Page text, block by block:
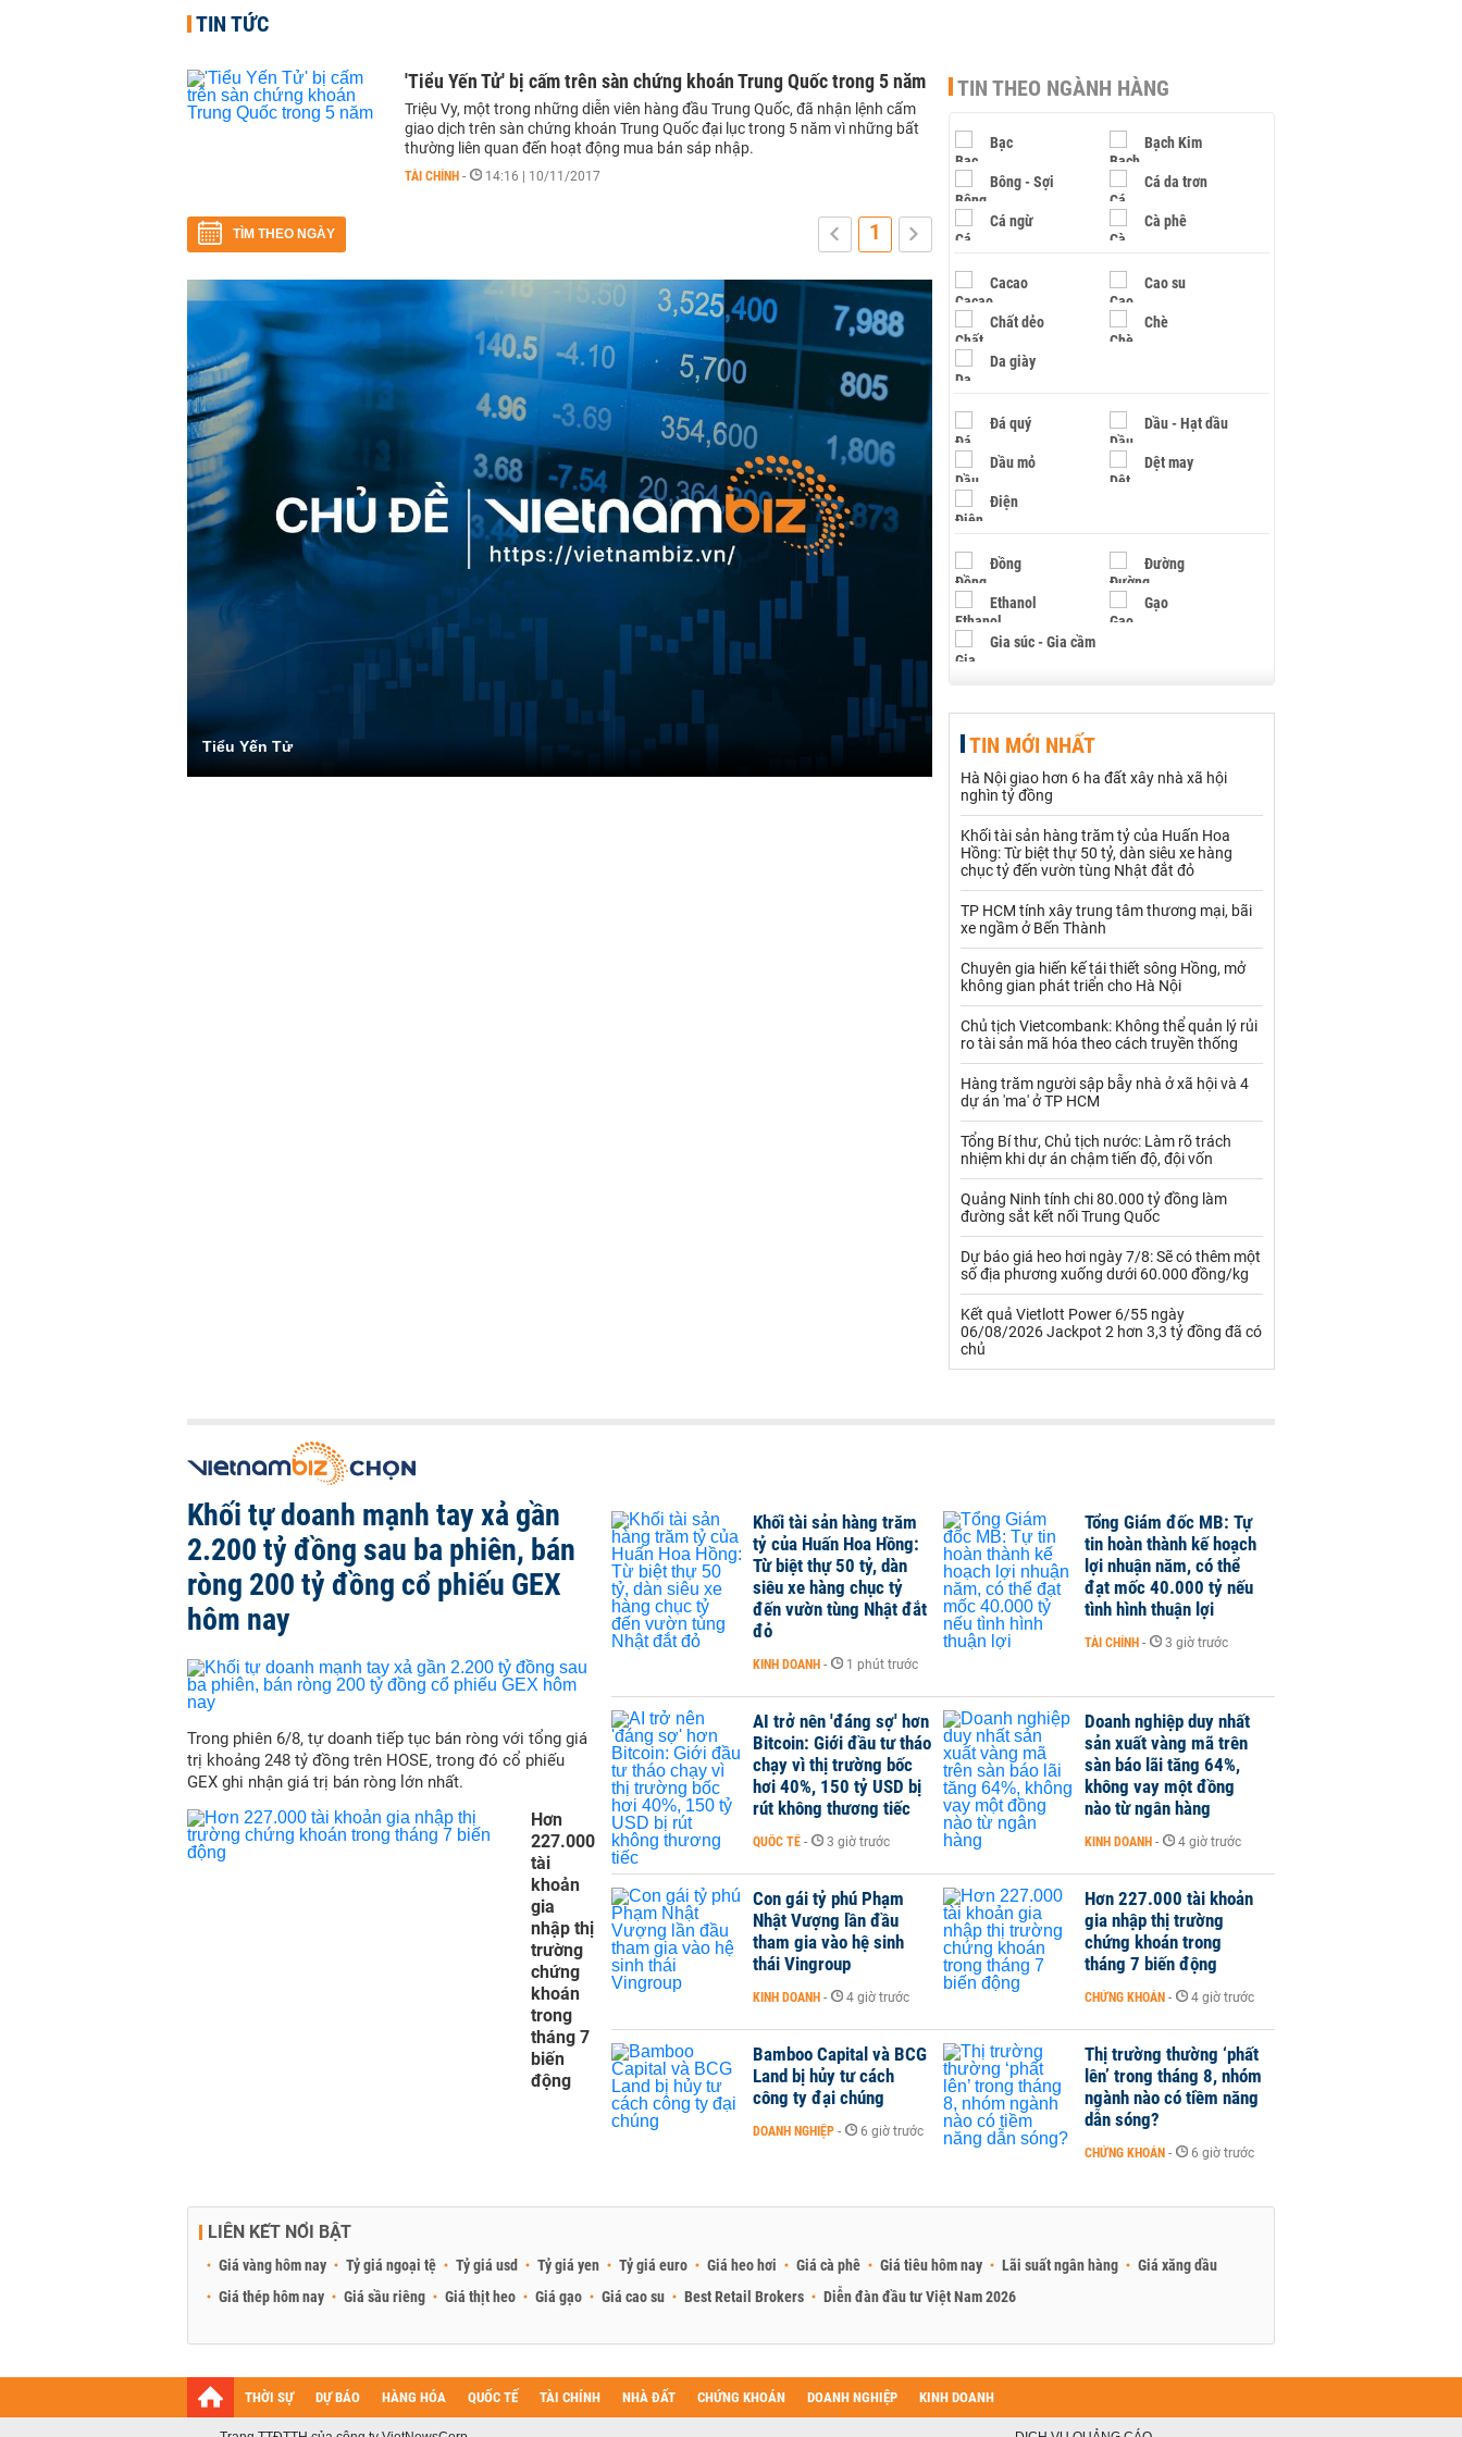
TIN TỨC
'Tiểu Yến Tử' bị cấm trên sàn chứng khoán Trung Quốc trong 5 năm
Triệu Vy, một trong những diễn viên hàng đầu Trung Quốc, đã nhận lệnh cấm
giao dịch trên sàn chứng khoán Trung Quốc đại lục trong 5 năm vì những bất
thường liên quan đến hoạt động mua bán sáp nhập.
TÀI CHÍNH - 14:16 | 10/11/2017
TÌM THEO NGÀY 1
Tiểu Yến Tử
TIN THEO NGÀNH HÀNG
Bạc Bạch Kim
Bông - Sợi Cá da trơn
Cá ngừ Cà phê
Cacao Cao su
Chất dẻo Chè
Da giày
Đá quý Dầu - Hạt dầu
Dầu mỏ Dệt may
Điện
Đồng Đường
Ethanol Gạo
Gia súc - Gia cầm
Hạt điều
Khí đốt
Kim loại khác Mắc ca
Muối
Nhựa - Hạt nhựa
Palladium Phân bón
Rau - Củ -Quả Sắt thép
Sữa
Than Thức ăn chăn nuôi
Thủy hải sản khác Tôm
Vàng
VLXD khác Xăng dầu
Xi măng - Clynker
TIN MỚI NHẤT
Hà Nội giao hơn 6 ha đất xây nhà xã hội
nghìn tỷ đồng
Khối tài sản hàng trăm tỷ của Huấn Hoa
Hồng: Từ biệt thự 50 tỷ, dàn siêu xe hàng
chục tỷ đến vườn tùng Nhật đắt đỏ
TP HCM tính xây trung tâm thương mại, bãi
xe ngầm ở Bến Thành
Chuyên gia hiến kế tái thiết sông Hồng, mở
không gian phát triển cho Hà Nội
Chủ tịch Vietcombank: Không thể quản lý rủi
ro tài sản mã hóa theo cách truyền thống
Hàng trăm người sập bẫy nhà ở xã hội và 4
dự án 'ma' ở TP HCM
Tổng Bí thư, Chủ tịch nước: Làm rõ trách
nhiệm khi dự án chậm tiến độ, đội vốn
Quảng Ninh tính chi 80.000 tỷ đồng làm
đường sắt kết nối Trung Quốc
Dự báo giá heo hơi ngày 7/8: Sẽ có thêm một
số địa phương xuống dưới 60.000 đồng/kg
Kết quả Vietlott Power 6/55 ngày
06/08/2026 Jackpot 2 hơn 3,3 tỷ đồng đã có
chủ
Khối tự doanh mạnh tay xả gần
2.200 tỷ đồng sau ba phiên, bán
ròng 200 tỷ đồng cổ phiếu GEX
hôm nay
Trong phiên 6/8, tự doanh tiếp tục bán ròng với tổng giá
trị khoảng 248 tỷ đồng trên HOSE, trong đó cổ phiếu
GEX ghi nhận giá trị bán ròng lớn nhất.
Hơn
227.000
tài
khoản
gia
nhập thị
trường
chứng
khoán
trong
tháng 7
biến
động
Khối tài sản hàng trăm
tỷ của Huấn Hoa Hồng:
Từ biệt thự 50 tỷ, dàn
siêu xe hàng chục tỷ
đến vườn tùng Nhật đắt
đỏ
KINH DOANH - 1 phút trước
Tổng Giám đốc MB: Tự
tin hoàn thành kế hoạch
lợi nhuận năm, có thể
đạt mốc 40.000 tỷ nếu
tình hình thuận lợi
TÀI CHÍNH - 3 giờ trước
AI trở nên 'đáng sợ' hơn
Bitcoin: Giới đầu tư tháo
chạy vì thị trường bốc
hơi 40%, 150 tỷ USD bị
rút không thương tiếc
QUỐC TẾ - 3 giờ trước
Doanh nghiệp duy nhất
sản xuất vàng mã trên
sàn báo lãi tăng 64%,
không vay một đồng
nào từ ngân hàng
KINH DOANH - 4 giờ trước
Con gái tỷ phú Phạm
Nhật Vượng lần đầu
tham gia vào hệ sinh
thái Vingroup
KINH DOANH - 4 giờ trước
Hơn 227.000 tài khoản
gia nhập thị trường
chứng khoán trong
tháng 7 biến động
CHỨNG KHOÁN - 4 giờ trước
Bamboo Capital và BCG
Land bị hủy tư cách
công ty đại chúng
DOANH NGHIỆP - 6 giờ trước
Thị trường thường ‘phất
lên’ trong tháng 8, nhóm
ngành nào có tiềm năng
dẫn sóng?
CHỨNG KHOÁN - 6 giờ trước
LIÊN KẾT NỔI BẬT
Giá vàng hôm nay Tỷ giá ngoại tệ Tỷ giá usd Tỷ giá yen Tỷ giá euro Giá heo hơi Giá cà phê Giá tiêu hôm nay Lãi suất ngân hàng
Giá xăng dầu
Giá thép hôm nay
Giá sầu riêng Giá thịt heo Giá gạo Giá cao su Best Retail Brokers Diễn đàn đầu tư Việt Nam 2026
THỜI SỰ DỰ BÁO HÀNG HÓA QUỐC TẾ TÀI CHÍNH NHÀ ĐẤT CHỨNG KHOÁN DOANH NGHIỆP KINH DOANH